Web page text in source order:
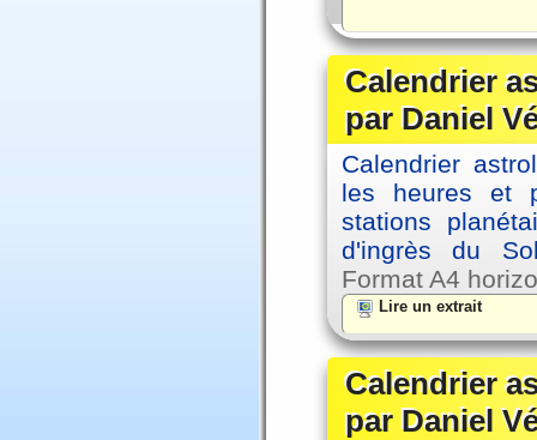
Calendrier
par Daniel
Calendrier
les heures et
stations
d'ingrès du
Format A4
Lire un extrait
Calendrier
par Daniel